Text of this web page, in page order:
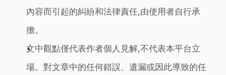
內容而引起的糾紛和法律責任,由使用者自行承
擔。
文中觀點僅代表作者個人見解,不代表本平台立
場。對文章中的任何錯誤、遺漏或因此導致的任